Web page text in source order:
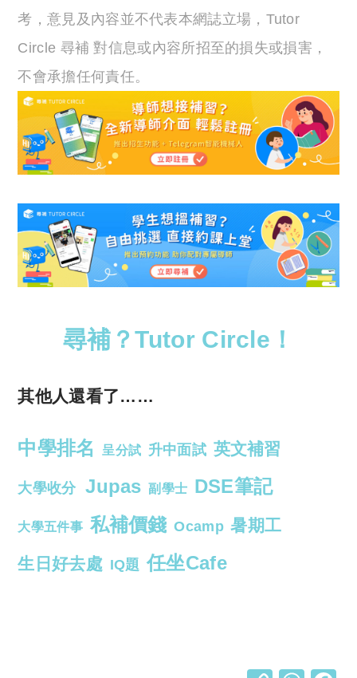
考，意見及內容並不代表本網誌立場，Tutor
Circle 尋補 對信息或內容所招至的損失或損害，
不會承擔任何責任。
尋補？Tutor Circle！
其他人還看了……
中學排名 呈分試 升中面試 英文補習
大學收分 Jupas 副學士 DSE筆記
大學五件事 私補價錢 Ocamp 暑期工
生日好去處 IQ題 任坐Cafe